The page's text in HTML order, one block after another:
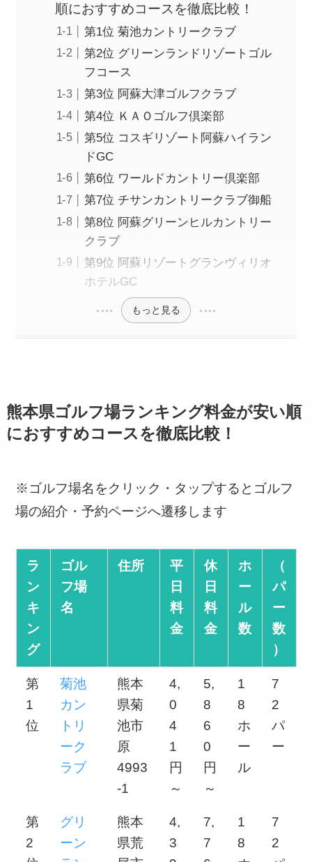
順におすすめコースを徹底比較！
第1位 菊池カントリークラブ
第2位 グリーンランドリゾートゴル
フコース
第3位 阿蘇大津ゴルフクラブ
第4位 ＫＡＯゴルフ倶楽部
第5位 コスギリゾート阿蘇ハイラン
ドGC
第6位 ワールドカントリー倶楽部
第7位 チサンカントリークラブ御船
第8位 阿蘇グリーンヒルカントリー
クラブ
第9位 阿蘇リゾートグランヴィリオ
ホテルGC
もっと見る
熊本県ゴルフ場ランキング料金が安い順
におすすめコースを徹底比較！
※ゴルフ場名をクリック・タップするとゴルフ
場の紹介・予約ページへ遷移します
ラ
ン
キ
ン
グ
ゴル
フ場
名
住所
平
日
料
金
休
日
料
金
ホ
ー
ル
数
（
パ
ー
数
）
第
1
位
菊池
カン
トリ
ーク
ラブ
熊本
県菊
池市
原
4993
-1
4,
0
4
1
円
～
5,
8
6
0
円
～
1
8
ホ
ー
ル
7
2
パ
ー
第
2
グリ
ーン
熊本
県荒
4,
3
7,
7
1
8
7
2